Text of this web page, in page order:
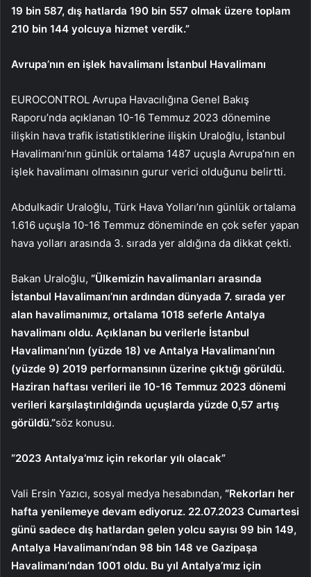
19 bin 587, dış hatlarda 190 bin 557 olmak üzere toplam
210 bin 144 yolcuya hizmet verdik.”
Avrupa’nın en işlek havalimanı İstanbul Havalimanı
EUROCONTROL Avrupa Havacılığına Genel Bakış
Raporu’nda açıklanan 10-16 Temmuz 2023 dönemine
ilişkin hava trafik istatistiklerine ilişkin Uraloğlu, İstanbul
Havalimanı’nın günlük ortalama 1487 uçuşla Avrupa’nın en
işlek havalimanı olmasının gurur verici olduğunu belirtti.
Abdulkadir Uraloğlu, Türk Hava Yolları’nın günlük ortalama
1.616 uçuşla 10-16 Temmuz döneminde en çok sefer yapan
hava yolları arasında 3. sırada yer aldığına da dikkat çekti.
Bakan Uraloğlu, “Ülkemizin havalimanları arasında
İstanbul Havalimanı’nın ardından dünyada 7. sırada yer
alan havalimanımız, ortalama 1018 seferle Antalya
havalimanı oldu. Açıklanan bu verilerle İstanbul
Havalimanı’nın (yüzde 18) ve Antalya Havalimanı’nın
(yüzde 9) 2019 performansının üzerine çıktığı görüldü.
Haziran haftası verileri ile 10-16 Temmuz 2023 dönemi
verileri karşılaştırıldığında uçuşlarda yüzde 0,57 artış
görüldü.”söz konusu.
“2023 Antalya’mız için rekorlar yılı olacak”
Vali Ersin Yazıcı, sosyal medya hesabından, “Rekorları her
hafta yenilemeye devam ediyoruz. 22.07.2023 Cumartesi
günü sadece dış hatlardan gelen yolcu sayısı 99 bin 149,
Antalya Havalimanı’ndan 98 bin 148 ve Gazipaşa
Havalimanı’ndan 1001 oldu. Bu yıl Antalya’mız için